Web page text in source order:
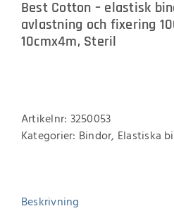
Best Cotton – elastisk
avlastning och fixering
10cmx4m, Steril
Artikelnr: 3250053
Kategorier: Bindor, Elastiska
Beskrivning